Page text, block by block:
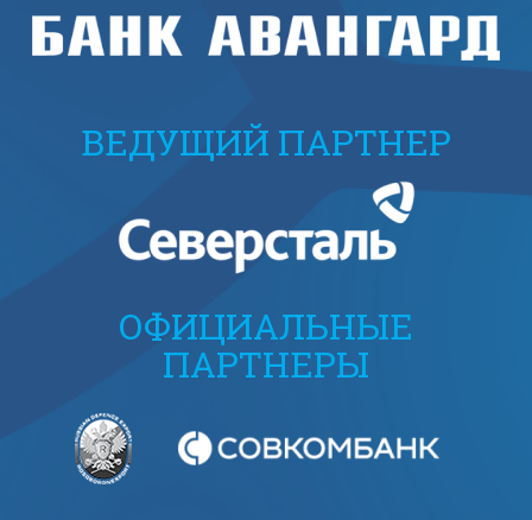
ВЕДУЩИЙ ПАРТНЕР
ОФИЦИАЛЬНЫЕ
ПАРТНЕРЫ